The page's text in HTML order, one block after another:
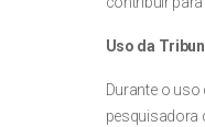
Uso da
Durante o
pesquisadora